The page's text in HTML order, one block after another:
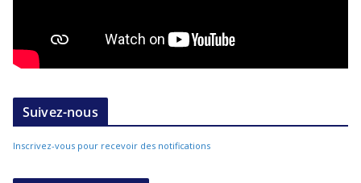
Suivez-nous
Inscrivez-vous pour recevoir des notifications